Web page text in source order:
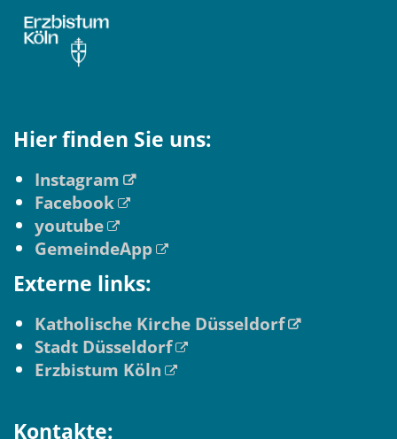
Hier finden Sie uns:
Instagram
Facebook
youtube
GemeindeApp
Externe links:
Katholische Kirche Düsseldorf
Stadt Düsseldorf
Erzbistum Köln
Kontakte: